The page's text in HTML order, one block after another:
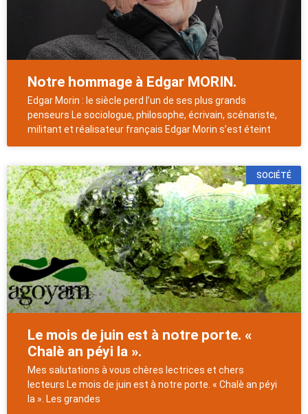
Notre hommage à Edgar MORIN.
Edgar Morin : le siècle perd l’un de ses plus grands
penseurs Le sociologue, philosophe, écrivain, scénariste,
militant et réalisateur français Edgar Morin s’est éteint
SOCIÉTÉ
Le mois de juin est à notre porte. «
Chalè an péyi la ».
Mes salutations à vous chères lectrices et chers
lecteurs Le mois de juin est à notre porte. « Chalè an péyi
la ». Les grandes